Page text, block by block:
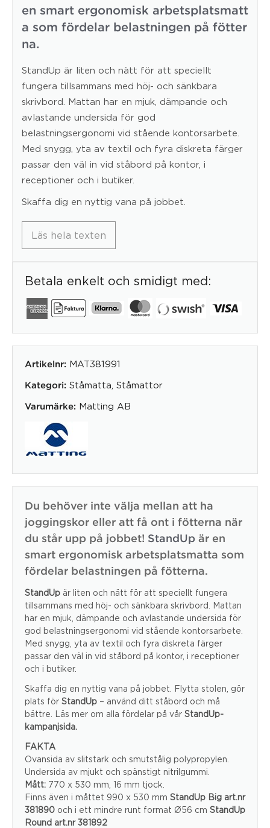
en smart ergonomisk arbetsplatsmatt
a som fördelar belastningen på fötter
na.
StandUp är liten och nätt för att speciellt
fungera tillsammans med höj- och sänkbara
skrivbord. Mattan har en mjuk, dämpande och
avlastande undersida för god
belastningsergonomi vid stående kontorsarbete.
Med snygg, yta av textil och fyra diskreta färger
passar den väl in vid ståbord på kontor, i
receptioner och i butiker.
Skaffa dig en nyttig vana på jobbet.
Läs hela texten
Betala enkelt och smidigt med:
Artikelnr: MAT381991
Kategori: Ståmatta Ståmattor
Varumärke: Matting AB
Du behöver inte välja mellan att ha
joggingskor eller att få ont i fötterna när
du står upp på jobbet! StandUp är en
smart ergonomisk arbetsplatsmatta som
fördelar belastningen på fötterna.
StandUp är liten och nätt för att speciellt fungera
tillsammans med höj- och sänkbara skrivbord. Mattan
har en mjuk, dämpande och avlastande undersida för
god belastningsergonomi vid stående kontorsarbete.
Med snygg, yta av textil och fyra diskreta färger
passar den väl in vid ståbord på kontor, i receptioner
och i butiker.
Skaffa dig en nyttig vana på jobbet. Flytta stolen, gör
plats för StandUp – använd ditt ståbord och må
bättre. Läs mer om alla fördelar på vår StandUp-
kampanjsida.
FAKTA
Ovansida av slitstark och smutstålig polypropylen.
Undersida av mjukt och spänstigt nitrilgummi.
Mått: 770 x 530 mm, 16 mm tjock.
Finns även i måttet 990 x 530 mm StandUp Big art.nr
381890 och i ett mindre runt format Ø56 cm StandUp
Round art.nr 381892